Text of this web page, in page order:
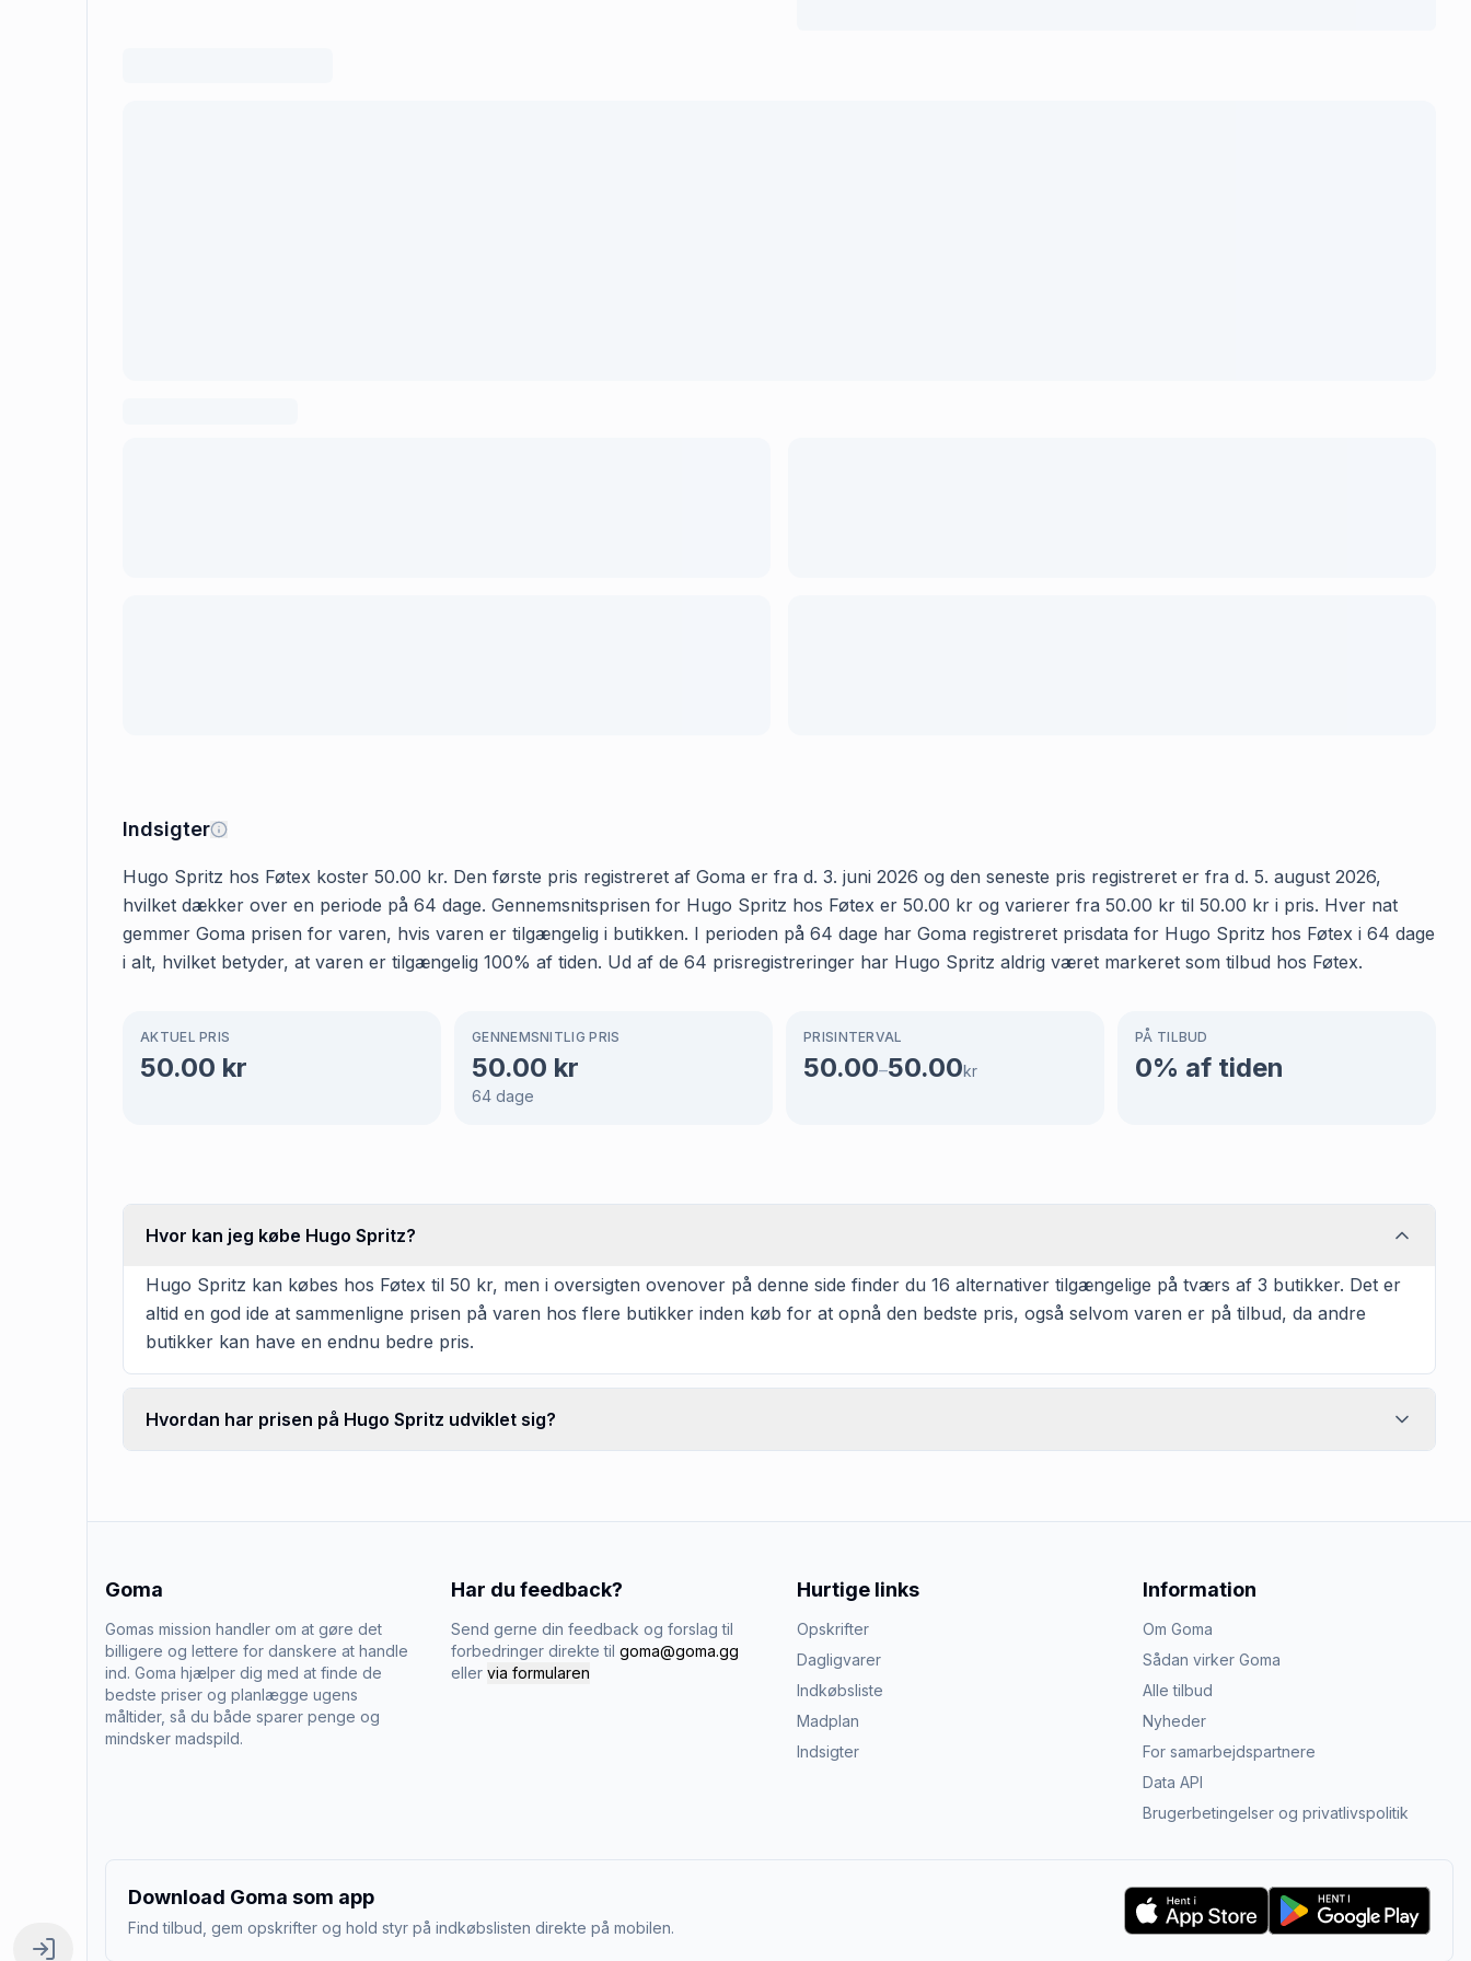
Indsigter
Hugo Spritz hos Føtex koster 50.00 kr. Den første pris registreret af Goma er fra d. 3. juni 2026 og den seneste pris registreret er fra d. 5. august 2026,
hvilket dækker over en periode på 64 dage. Gennemsnitsprisen for Hugo Spritz hos Føtex er 50.00 kr og varierer fra 50.00 kr til 50.00 kr i pris. Hver nat
gemmer Goma prisen for varen, hvis varen er tilgængelig i butikken. I perioden på 64 dage har Goma registreret prisdata for Hugo Spritz hos Føtex i 64 dage
i alt, hvilket betyder, at varen er tilgængelig 100% af tiden. Ud af de 64 prisregistreringer har Hugo Spritz aldrig været markeret som tilbud hos Føtex.
AKTUEL PRIS
50.00 kr
GENNEMSNITLIG PRIS
50.00 kr
64 dage
PRISINTERVAL
50.00–50.00kr
PÅ TILBUD
0% af tiden
Hvor kan jeg købe Hugo Spritz?
Hugo Spritz kan købes hos Føtex til 50 kr, men i oversigten ovenover på denne side finder du 16 alternativer tilgængelige på tværs af 3 butikker. Det er
altid en god ide at sammenligne prisen på varen hos flere butikker inden køb for at opnå den bedste pris, også selvom varen er på tilbud, da andre
butikker kan have en endnu bedre pris.
Hvordan har prisen på Hugo Spritz udviklet sig?
Goma
Gomas mission handler om at gøre det
billigere og lettere for danskere at handle
ind. Goma hjælper dig med at finde de
bedste priser og planlægge ugens
måltider, så du både sparer penge og
mindsker madspild.
Har du feedback?
Send gerne din feedback og forslag til
forbedringer direkte til goma@goma.gg
eller via formularen
Hurtige links
Opskrifter
Dagligvarer
Indkøbsliste
Madplan
Indsigter
Information
Om Goma
Sådan virker Goma
Alle tilbud
Nyheder
For samarbejdspartnere
Data API
Brugerbetingelser og privatlivspolitik
Download Goma som app
Find tilbud, gem opskrifter og hold styr på indkøbslisten direkte på mobilen.